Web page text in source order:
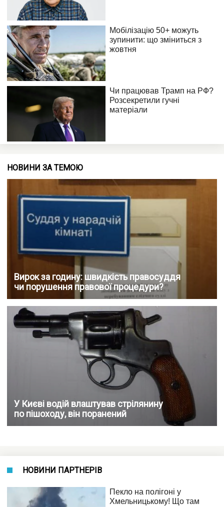
НОВИНИ ЗА ТЕМОЮ
Вирок за годину: швидкість правосуддя
чи порушення правової процедури?
У Києві водій влаштував стрілянину
по пішоходу, він поранений
НОВИНИ ПАРТНЕРІВ